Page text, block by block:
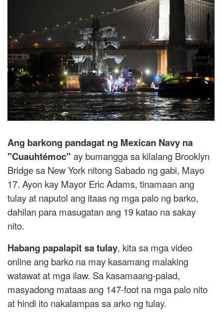
Ang barkong pandagat ng Mexican Navy na
"Cuauhtémoc" ay bumangga sa kilalang Brooklyn
Bridge sa New York nitong Sabado ng gabi, Mayo
17. Ayon kay Mayor Eric Adams, tinamaan ang
tulay at naputol ang itaas ng mga palo ng barko,
dahilan para masugatan ang 19 katao na sakay
nito.
Habang papalapit sa tulay, kita sa mga video
online ang barko na may kasamang malaking
watawat at mga ilaw. Sa kasamaang-palad,
masyadong mataas ang 147-foot na mga palo nito
at hindi ito nakalampas sa arko ng tulay.